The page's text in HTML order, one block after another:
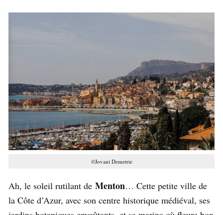
©Jovani Demetrie
Ah, le soleil rutilant de Menton… Cette petite ville de
la Côte d’Azur, avec son centre historique médiéval, ses